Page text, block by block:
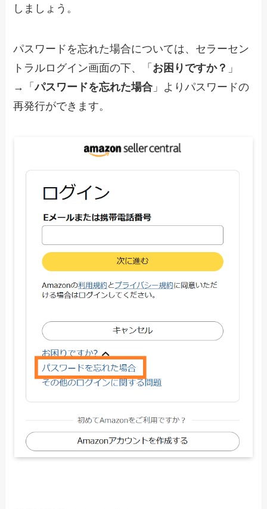
しましょう。
パスワードを忘れた場合については、セラーセン
トラルログイン画面の下、「 お困りですか？ 」
→「パスワードを忘れた場合 」よりパスワードの
再発行ができます。